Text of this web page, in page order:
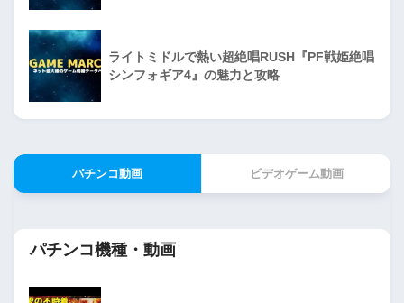
ライトミドルで熱い超絶唱RUSH『PF戦姫絶唱
シンフォギア4』の魅力と攻略
パチンコ動画 ビデオゲーム動画
パチンコ機種・動画